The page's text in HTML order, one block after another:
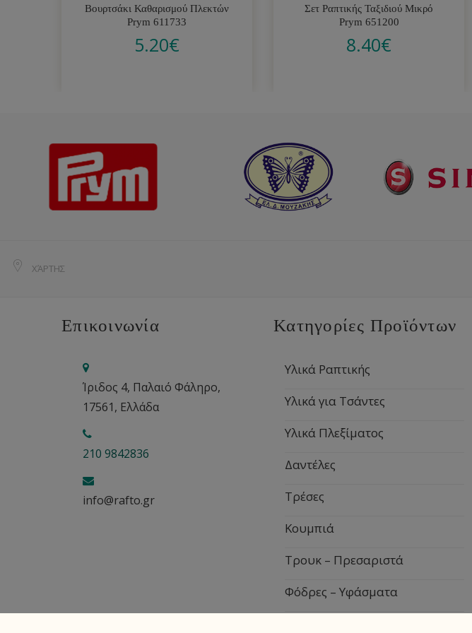
Βουρτσάκι Καθαρισμού Πλεκτών
Prym 611733
5.20€
Σετ Ραπτικής Ταξιδιού Μικρό
Prym 651200
8.40€
ΧΆΡΤΗΣ
Επικοινωνία
Ίριδος 4, Παλαιό Φάληρο,
17561, Ελλάδα
210 9842836
info@rafto.gr
Κατηγορίες Προϊόντων
Υλικά Ραπτικής
Υλικά για Τσάντες
Υλικά Πλεξίματος
Δαντέλες
Τρέσες
Κουμπιά
Τρουκ – Πρεσαριστά
Φόδρες – Υφάσματα